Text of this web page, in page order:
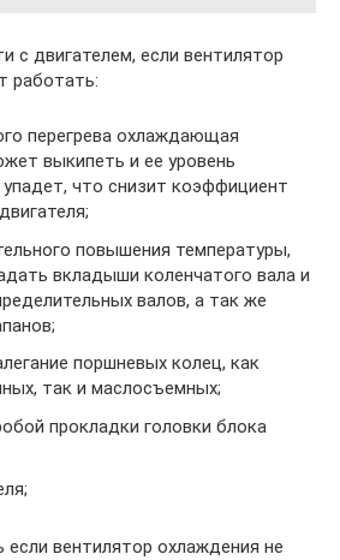
с двигателем, если вентилятор
работать:
перегрева охлаждающая
выкипеть и ее уровень
упадет, что снизит коэффициент
повышения температуры,
вкладыши коленчатого вала и
валов, а так же
поршневых колец, как
так и маслосъемных;
прокладки головки блока
вентилятор охлаждения не